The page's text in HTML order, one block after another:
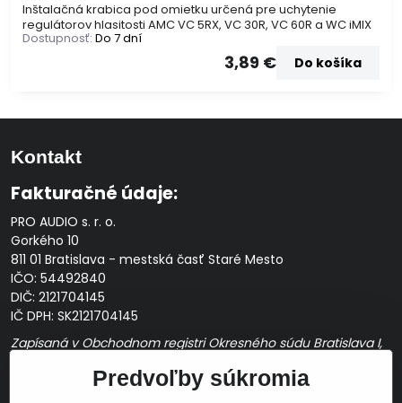
Inštalačná krabica pod omietku určená pre uchytenie
regulátorov hlasitosti AMC VC 5RX, VC 30R, VC 60R a WC iMIX
Dostupnosť: Do 7 dní
3,89 € Do košíka
Kontakt
Fakturačné údaje:
PRO AUDIO s. r. o.
Gorkého 10
811 01 Bratislava - mestská časť Staré Mesto
IČO: 54492840
DIČ: 2121704145
IČ DPH: SK2121704145
Zapísaná v Obchodnom registri Okresného súdu Bratislava I,
Prevádzková doba: pracovné dni10:00 - 14:00
Predvoľby súkromia